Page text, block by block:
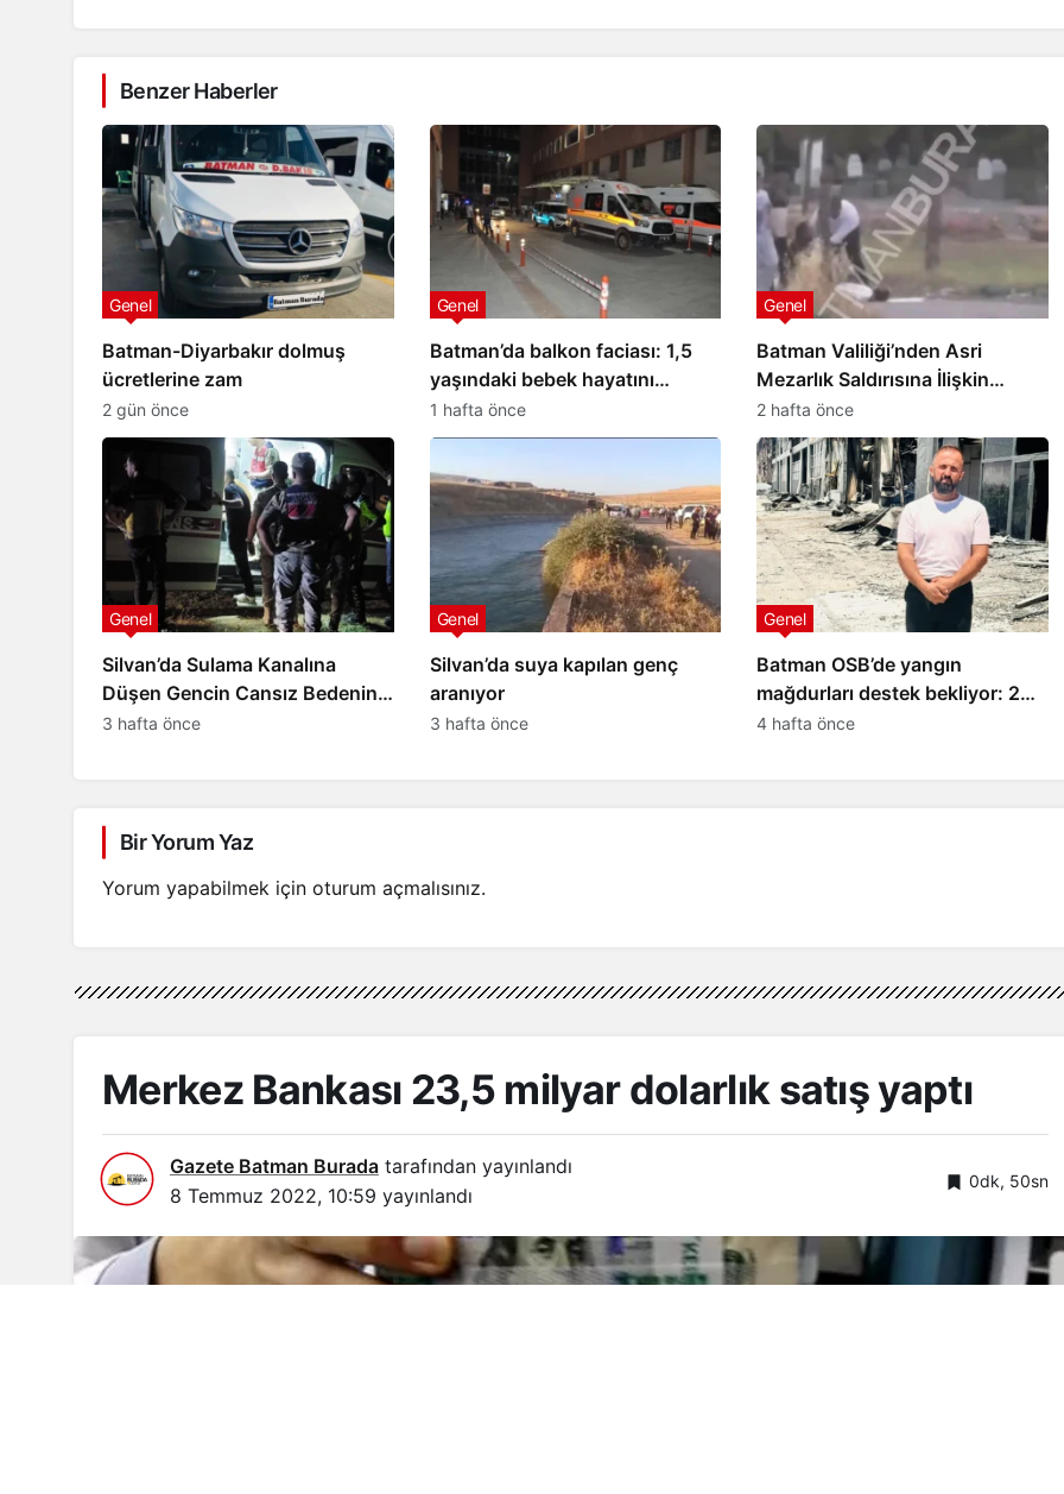
Benzer Haberler
Batman-Diyarbakır dolmuş
ücretlerine zam
Genel
2 gün önce
Batman’da balkon faciası: 1,5
yaşındaki bebek hayatını
kaybetti
Genel
1 hafta önce
Batman Valiliği’nden Asri
Mezarlık Saldırısına İlişkin
Açıklama
Genel
2 hafta önce
Silvan’da Sulama Kanalına
Düşen Gencin Cansız Bedenine
4,5 Saat Sonra Ulaşıldı
Genel
3 hafta önce
Silvan’da suya kapılan genç
aranıyor
Genel
3 hafta önce
Batman OSB’de yangın
mağdurları destek bekliyor: 20
yıllık emeğimiz kül oldu
Genel
4 hafta önce
Bir Yorum Yaz
Yorum yapabilmek için oturum açmalısınız.
önünde
Kozluk
BATSO Başkan Adayı Ferdi Kurt,
Kozluk’ta projelerini anlattı
Batman
Batman’ı yasa boğan ölüm:
Genç Avukat Emrah Yeni
hayatını kaybetti
Merkez Bankası 23,5 milyar dolarlık satış yaptı
Gazete Batman Burada tarafından yayınlandı
8 Temmuz 2022, 10:59 yayınlandı
0dk, 50sn